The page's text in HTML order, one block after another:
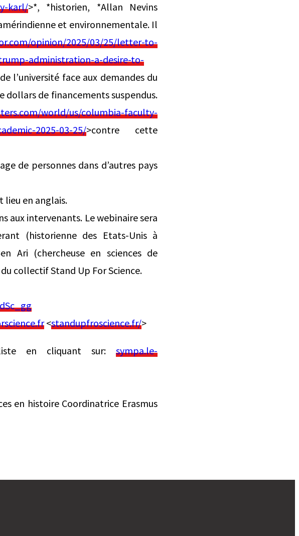
karl/>*, *historien, *Allan Nevins
et environnementale. Il
opinion/2025/03/25/letter-to-
administration-a-desire-to-
l’université face aux demandes du
de financements suspendus.
world/us/columbia-faculty-
2025-03-25/>contre cette
de personnes dans d’autres pays
lieu en anglais.
aux intervenants. Le webinaire sera
(historienne des Etats-Unis à
Ari (chercheuse en sciences de
collectif Stand Up For Science.
<standupfroscience.fr/>
en cliquant sur: sympa.le-
en histoire Coordinatrice Erasmus